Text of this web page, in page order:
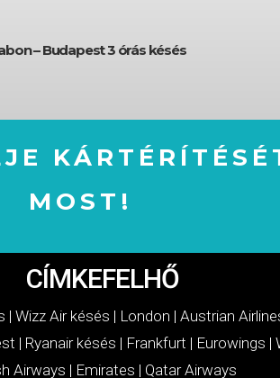
– Budapest 3 órás késés
MOST!
CÍMKEFELHŐ
| Wizz Air késés | London | Austrian
| Ryanair késés | Frankfurt | Eurowings |
Airways | Emirates | Qatar Airways